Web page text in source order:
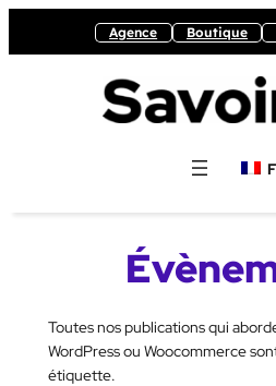
Agence Boutique
Toutes nos publications qui
WordPress ou Woocommerce
étiquette.